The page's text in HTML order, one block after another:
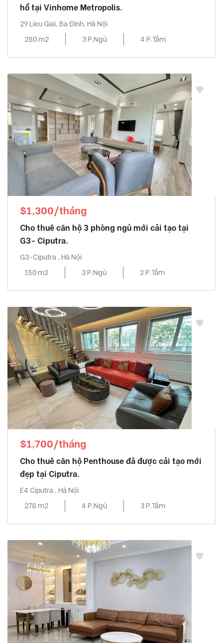
hồ tại Vinhome Metropolis.
29 Lieu Giai, Ba Đình, Hà Nội
280 m2
3 P.Ngủ 4 P.Tắm
$1,300/tháng
Cho thuê căn hộ 3 phòng ngủ mới cải tạo tại
G3- Ciputra.
G3-Ciputra , Hà Nội
150 m2
3 P.Ngủ 2 P.Tắm
$1,700/tháng
Cho thuê căn hộ Penthouse đã được cải tạo mới
đẹp tại Ciputra.
E4 Ciputra , Hà Nội
278 m2
4 P.Ngủ 3 P.Tắm